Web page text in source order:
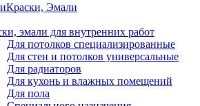
Краски, Эмали
эмали для внутренних работ
Для потолков специализированные
Для стен и потолков универсальные
Для радиаторов
Для кухонь и влажных помещений
Для пола